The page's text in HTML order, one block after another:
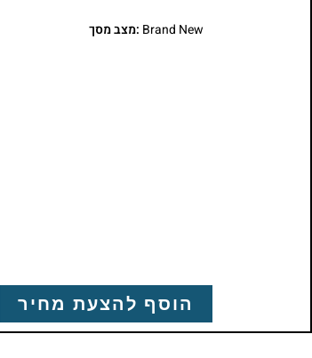
Brand New :מצב מסך
הוסף להצעת מחיר